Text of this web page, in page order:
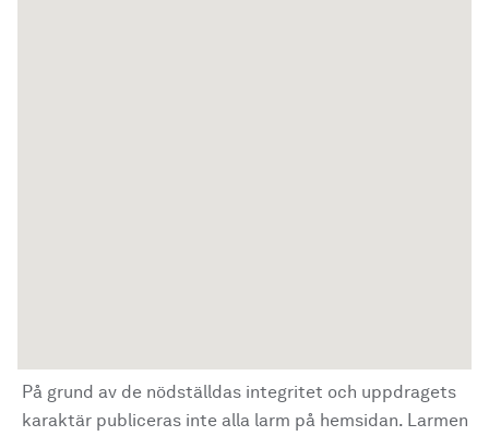
På grund av de nödställdas integritet och uppdragets
karaktär publiceras inte alla larm på hemsidan. Larmen